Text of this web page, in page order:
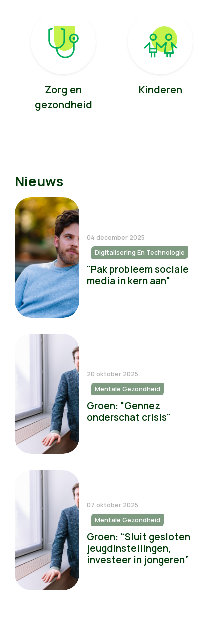
Zorg en
gezondheid
Kinderen
Nieuws
04 december 2025
Digitalisering En Technologie
"Pak probleem sociale
media in kern aan"
20 oktober 2025
Mentale Gezondheid
Groen: "Gennez
onderschat crisis"
07 oktober 2025
Mentale Gezondheid
Groen: “Sluit gesloten
jeugdinstellingen,
investeer in jongeren”